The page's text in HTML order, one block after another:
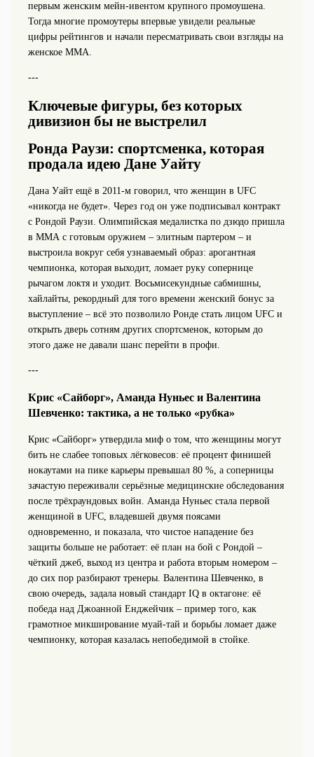
первым женским мейн-ивентом крупного промоушена.
Тогда многие промоутеры впервые увидели реальные
цифры рейтингов и начали пересматривать свои взгляды на
женское ММА.
---
Ключевые фигуры, без которых
дивизион бы не выстрелил
Ронда Раузи: спортсменка, которая
продала идею Дане Уайту
Дана Уайт ещё в 2011-м говорил, что женщин в UFC
«никогда не будет». Через год он уже подписывал контракт
с Рондой Раузи. Олимпийская медалистка по дзюдо пришла
в ММА с готовым оружием – элитным партером – и
выстроила вокруг себя узнаваемый образ: арогантная
чемпионка, которая выходит, ломает руку сопернице
рычагом локтя и уходит. Восьмисекундные сабмишны,
хайлайты, рекордный для того времени женский бонус за
выступление – всё это позволило Ронде стать лицом UFC и
открыть дверь сотням других спортсменок, которым до
этого даже не давали шанс перейти в профи.
---
Крис «Сайборг», Аманда Нуньес и Валентина
Шевченко: тактика, а не только «рубка»
Крис «Сайборг» утвердила миф о том, что женщины могут
бить не слабее топовых лёгковесов: её процент финишей
нокаутами на пике карьеры превышал 80 %, а соперницы
зачастую переживали серьёзные медицинские обследования
после трёхраундовых войн. Аманда Нуньес стала первой
женщиной в UFC, владевшей двумя поясами
одновременно, и показала, что чистое нападение без
защиты больше не работает: её план на бой с Рондой –
чёткий джеб, выход из центра и работа вторым номером –
до сих пор разбирают тренеры. Валентина Шевченко, в
свою очередь, задала новый стандарт IQ в октагоне: её
победа над Джоанной Енджейчик – пример того, как
грамотное микширование муай-тай и борьбы ломает даже
чемпионку, которая казалась непобедимой в стойке.